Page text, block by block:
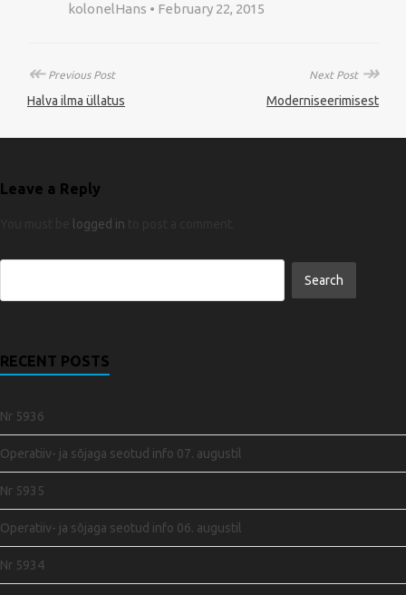
kolonelHans • February 22, 2015
↞Previous Post
Halva ilma üllatus
Next Post ↠
Moderniseerimisest
Leave a Reply
logged in
RECENT POSTS
Nr 5936
Operatiiv- ja sõjaga seotud info 07. augustil
Nr 5935
Operatiiv- ja sõjaga seotud info 06. augustil
Nr 5934